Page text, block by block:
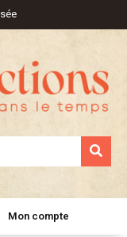
Mon compte